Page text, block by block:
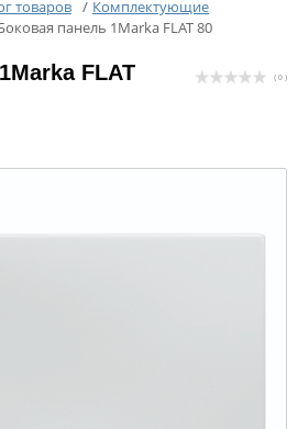
товаров / Комплектующие
панель 1Marka FLAT 80
FLAT
( 0 )